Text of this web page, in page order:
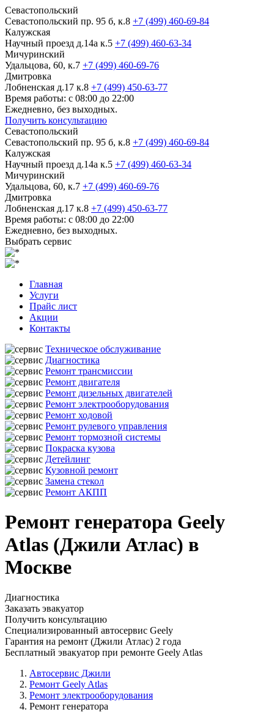
Севастопольский
Севастопольский пр. 95 б, к.8 +7 (499) 460-69-84
Калужская
Научный проезд д.14а к.5 +7 (499) 460-63-34
Мичуринский
Удальцова, 60, к.7 +7 (499) 460-69-76
Дмитровка
Лобненская д.17 к.8 +7 (499) 450-63-77
Время работы: с 08:00 до 22:00
Ежедневно, без выходных.
Получить консультацию
Севастопольский
Севастопольский пр. 95 б, к.8 +7 (499) 460-69-84
Калужская
Научный проезд д.14а к.5 +7 (499) 460-63-34
Мичуринский
Удальцова, 60, к.7 +7 (499) 460-69-76
Дмитровка
Лобненская д.17 к.8 +7 (499) 450-63-77
Время работы: с 08:00 до 22:00
Ежедневно, без выходных.
Выбрать сервис
Главная
Услуги
Прайс лист
Акции
Контакты
Техническое обслуживание
Диагностика
Ремонт трансмиссии
Ремонт двигателя
Ремонт дизельных двигателей
Ремонт электрооборудования
Ремонт ходовой
Ремонт рулевого управления
Ремонт тормозной системы
Покраска кузова
Детейлинг
Кузовной ремонт
Замена стекол
Ремонт АКПП
Ремонт генератора Geely
Atlas (Джили Атлас) в
Москве
Диагностика
Заказать эвакуатор
Получить консультацию
Специализированный автосервис Geely
Гарантия на ремонт (Джили Атлас) 2 года
Бесплатный эвакуатор при ремонте Geely Atlas
Автосервис Джили
Ремонт Geely Atlas
Ремонт электрооборудования
Ремонт генератора